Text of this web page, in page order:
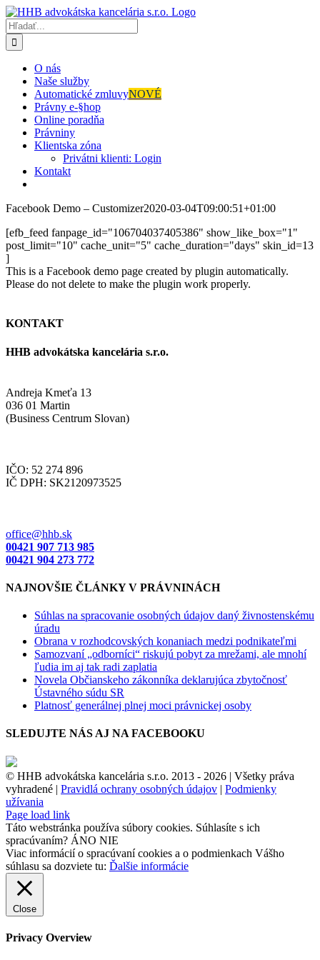
Skip
to
content
Hľadať:
O nás
Naše služby
Automatické zmluvyNOVÉ
Právny e-§hop
Online poradňa
Právniny
Klientska zóna
Privátni klienti: Login
Kontakt
Facebook Demo – Customizer2020-03-04T09:00:51+01:00
[efb_feed fanpage_id="106704037405386" show_like_box="1"
post_limit="10" cache_unit="5" cache_duration="days" skin_id=13
]
This is a Facebook demo page created by plugin automatically.
Please do not delete to make the plugin work properly.
KONTAKT
HHB advokátska kancelária s.r.o.
Andreja Kmeťa 13
036 01 Martin
(Business Centrum Slovan)
IČO: 52 274 896
IČ DPH: SK2120973525
office@hhb.sk
00421 907 713 985
00421 904 273 772
NAJNOVŠIE ČLÁNKY V PRÁVNINÁCH
Súhlas na spracovanie osobných údajov daný živnostenskému
úradu
Obrana v rozhodcovských konaniach medzi podnikateľmi
Samozvaní „odborníci“ riskujú pobyt za mrežami, ale mnohí
ľudia im aj tak radi zaplatia
Novela Občianskeho zákonníka deklarujúca zbytočnosť
Ústavného súdu SR
Platnosť generálnej plnej moci právnickej osoby
SLEDUJTE NÁS AJ NA FACEBOOKU
© HHB advokátska kancelária s.r.o. 2013 - 2026 | Všetky práva
vyhradené | Pravidlá ochrany osobných údajov | Podmienky
užívania
Facebook
Page load link
Táto webstránka používa súbory cookies. Súhlasíte s ich
spracúvaním? ÁNO NIE
Viac informácií o spracúvaní cookies a o podmienkach Vášho
súhlasu sa dozviete tu: Ďalšie informácie
Close
Privacy Overview